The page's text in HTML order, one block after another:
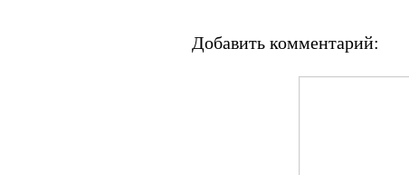
Добавить комментарий: